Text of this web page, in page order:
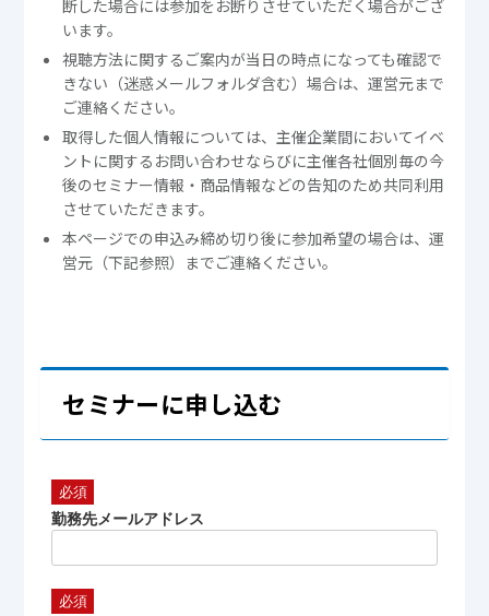
断した場合には参加をお断りさせていただく場合がござ
います。
視聴方法に関するご案内が当日の時点になっても確認で
きない（迷惑メールフォルダ含む）場合は、運営元まで
ご連絡ください。
取得した個人情報については、主催企業間においてイベ
ントに関するお問い合わせならびに主催各社個別毎の今
後のセミナー情報・商品情報などの告知のため共同利用
させていただきます。
本ページでの申込み締め切り後に参加希望の場合は、運
営元（下記参照）までご連絡ください。
セミナーに申し込む
勤務先メールアドレス